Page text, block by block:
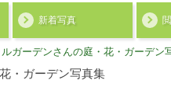
新着写真
ガーデンさんの庭・花・ガーデン
・ガーデン写真集